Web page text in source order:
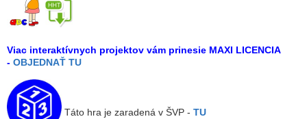
Viac interaktívnych projektov vám prinesie MAXI LICENCIA
- OBJEDNAŤ TU
Táto hra je zaradená v ŠVP - TU